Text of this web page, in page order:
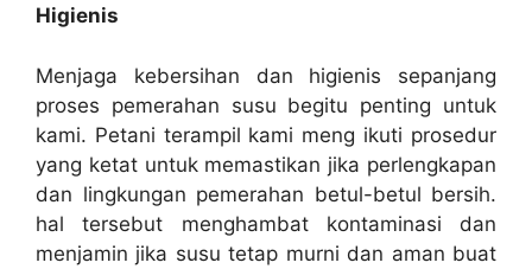
Higienis
Menjaga kebersihan dan higienis sepanjang
proses pemerahan susu begitu penting untuk
kami. Petani terampil kami meng ikuti prosedur
yang ketat untuk memastikan jika perlengkapan
dan lingkungan pemerahan betul-betul bersih.
hal tersebut menghambat kontaminasi dan
menjamin jika susu tetap murni dan aman buat